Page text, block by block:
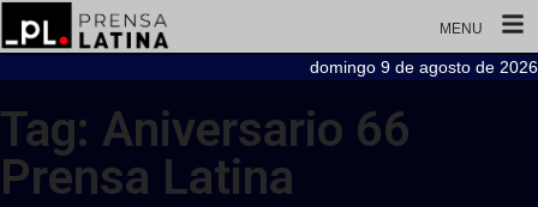
MENU
domingo 9 de agosto de 2026
Tag: Aniversario 66
Prensa Latina